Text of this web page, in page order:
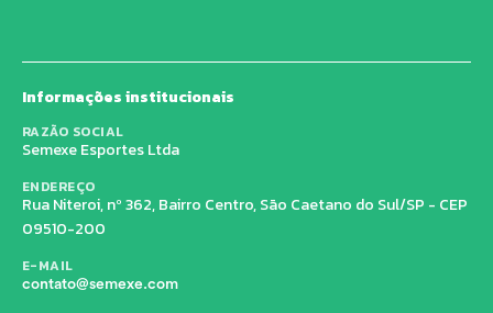
Informações institucionais
RAZÃO SOCIAL
Semexe Esportes Ltda
ENDEREÇO
Rua Niteroi, nº 362, Bairro Centro, São Caetano do Sul/SP - CEP
09510-200
E-MAIL
contato@semexe.com